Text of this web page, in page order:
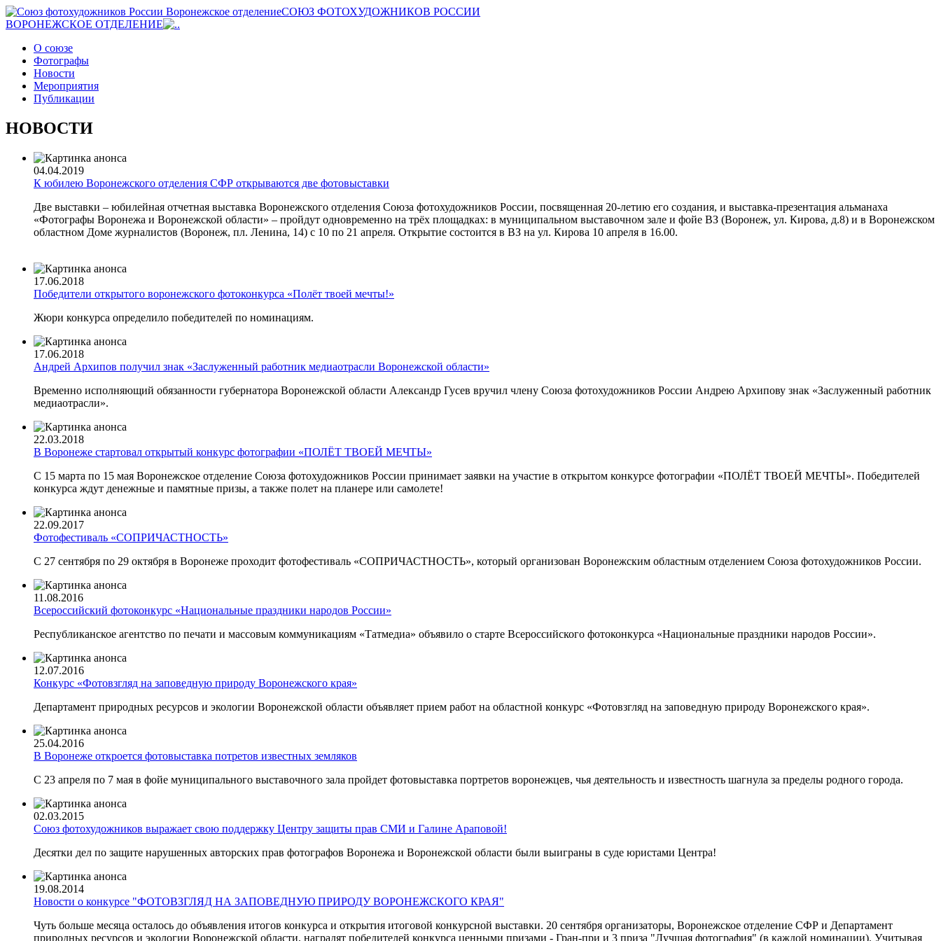
СОЮЗ ФОТОХУДОЖНИКОВ РОССИИ
ВОРОНЕЖСКОЕ ОТДЕЛЕНИЕ
О союзе
Фотографы
Новости
Мероприятия
Публикации
НОВОСТИ
04.04.2019
К юбилею Воронежского отделения СФР открываются две фотовыставки
Две выставки – юбилейная отчетная выставка Воронежского отделения Союза фотохудожников России, посвященная 20-летию его создания, и выставка-презентация альманаха
«Фотографы Воронежа и Воронежской области» – пройдут одновременно на трёх площадках: в муниципальном выставочном зале и фойе ВЗ (Воронеж, ул. Кирова, д.8) и в Воронежском
областном Доме журналистов (Воронеж, пл. Ленина, 14) с 10 по 21 апреля. Открытие состоится в ВЗ на ул. Кирова 10 апреля в 16.00.
17.06.2018
Победители открытого воронежского фотоконкурса «Полёт твоей мечты!»
Жюри конкурса определило победителей по номинациям.
17.06.2018
Андрей Архипов получил знак «Заслуженный работник медиаотрасли Воронежской области»
Временно исполняющий обязанности губернатора Воронежской области Александр Гусев вручил члену Союза фотохудожников России Андрею Архипову знак «Заслуженный работник
медиаотрасли».
22.03.2018
В Воронеже стартовал открытый конкурс фотографии «ПОЛЁТ ТВОЕЙ МЕЧТЫ»
С 15 марта по 15 мая Воронежское отделение Союза фотохудожников России принимает заявки на участие в открытом конкурсе фотографии «ПОЛЁТ ТВОЕЙ МЕЧТЫ». Победителей
конкурса ждут денежные и памятные призы, а также полет на планере или самолете!
22.09.2017
Фотофестиваль «СОПРИЧАСТНОСТЬ»
С 27 сентября по 29 октября в Воронеже проходит фотофестиваль «СОПРИЧАСТНОСТЬ», который организован Воронежским областным отделением Союза фотохудожников России.
11.08.2016
Всероссийский фотоконкурс «Национальные праздники народов России»
Республиканское агентство по печати и массовым коммуникациям «Татмедиа» объявило о старте Всероссийского фотоконкурса «Национальные праздники народов России».
12.07.2016
Конкурс «Фотовзгляд на заповедную природу Воронежского края»
Департамент природных ресурсов и экологии Воронежской области объявляет прием работ на областной конкурс «Фотовзгляд на заповедную природу Воронежского края».
25.04.2016
В Воронеже откроется фотовыставка потретов известных земляков
С 23 апреля по 7 мая в фойе муниципального выставочного зала пройдет фотовыставка портретов воронежцев, чья деятельность и известность шагнула за пределы родного города.
02.03.2015
Союз фотохудожников выражает свою поддержку Центру защиты прав СМИ и Галине Араповой!
Десятки дел по защите нарушенных авторских прав фотографов Воронежа и Воронежской области были выиграны в суде юристами Центра!
19.08.2014
Новости о конкурсе "ФОТОВЗГЛЯД НА ЗАПОВЕДНУЮ ПРИРОДУ ВОРОНЕЖСКОГО КРАЯ"
Чуть больше месяца осталось до объявления итогов конкурса и открытия итоговой конкурсной выставки. 20 сентября организаторы, Воронежское отделение СФР и Департамент
природных ресурсов и экологии Воронежской области, наградят победителей конкурса ценными призами - Гран-при и 3 приза "Лучшая фотография" (в каждой номинации). Учитывая